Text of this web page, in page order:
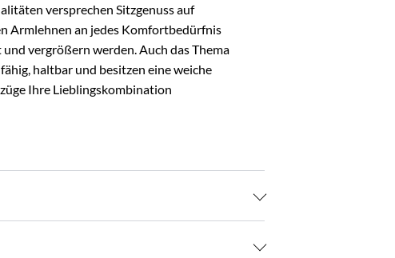
versprechen Sitzgenuss auf
Armlehnen an jedes Komfortbedürfnis
vergrößern werden. Auch das Thema
haltbar und besitzen eine weiche
Ihre Lieblingskombination